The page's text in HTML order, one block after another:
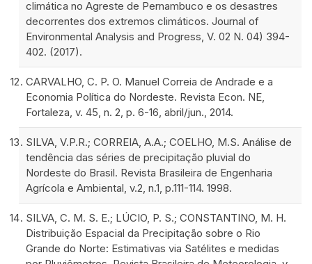
climática no Agreste de Pernambuco e os desastres
decorrentes dos extremos climáticos. Journal of
Environmental Analysis and Progress, V. 02 N. 04) 394-
402. (2017).
CARVALHO, C. P. O. Manuel Correia de Andrade e a
Economia Política do Nordeste. Revista Econ. NE,
Fortaleza, v. 45, n. 2, p. 6-16, abril/jun., 2014.
SILVA, V.P.R.; CORREIA, A.A.; COELHO, M.S. Análise de
tendência das séries de precipitação pluvial do
Nordeste do Brasil. Revista Brasileira de Engenharia
Agrícola e Ambiental, v.2, n.1, p.111-114. 1998.
SILVA, C. M. S. E.; LÚCIO, P. S.; CONSTANTINO, M. H.
Distribuição Espacial da Precipitação sobre o Rio
Grande do Norte: Estimativas via Satélites e medidas